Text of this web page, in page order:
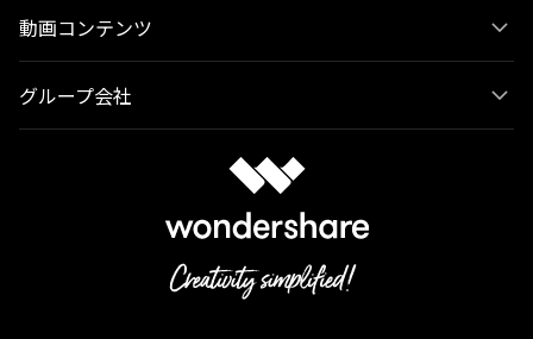
動画コンテンツ
グループ会社